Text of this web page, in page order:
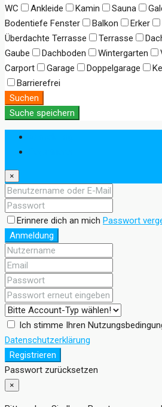
WC
Ankleide Kamin Sauna
Bodentiefe Fenster
Balkon Erker
Überdachte Terrasse
Terrasse
Gaube
Dachboden Wintergarten
Carport
Garage Doppelgarage
Barrierefrei
Suchen
Suche speichern
×
Erinnere dich an mich Passwort
Anmeldung
Ich stimme Ihren
Datenschutzerklärung
Registrieren
Passwort zurücksetzen
×